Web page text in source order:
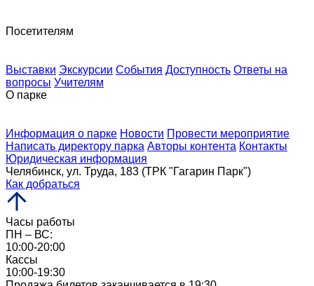
Посетителям
Выставки Экскурсии События Доступность Ответы на
вопросы Учителям
О парке
Информация о парке Новости Провести мероприятие
Написать директору парка Авторы контента Контакты
Юридическая информация
Челябинск, ул. Труда, 183 (ТРК "Гагарин Парк")
Как добраться
Часы работы
ПН – ВС:
10:00-20:00
Кассы
10:00-19:30